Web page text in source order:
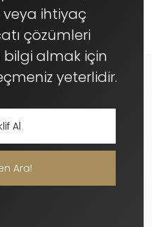
ihtiyaç
çözümleri
bilgi almak için
yeterlidir.
Al
Ara!